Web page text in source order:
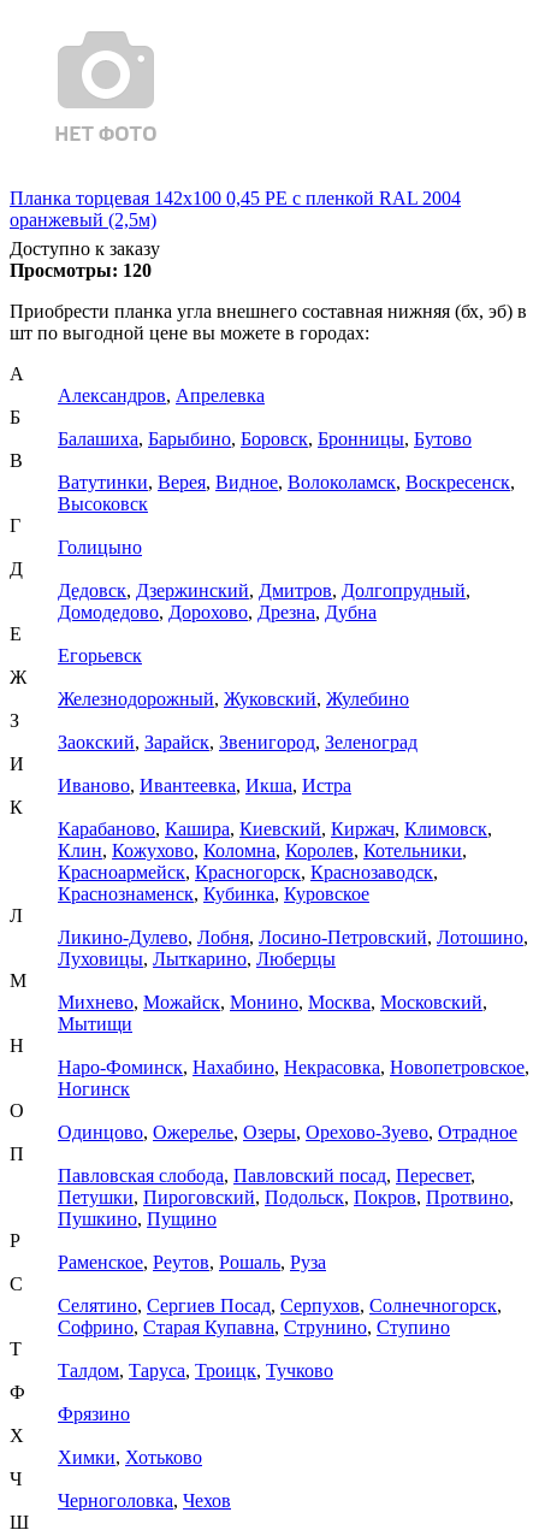
Планка торцевая 142х100 0,45 PE с пленкой RAL 2004
оранжевый (2,5м)
Доступно к заказу
Просмотры: 120
Приобрести планка угла внешнего составная нижняя (бх, эб) в
шт по выгодной цене вы можете в городах:
А
Александров, Апрелевка
Б
Балашиха, Барыбино, Боровск, Бронницы, Бутово
В
Ватутинки, Верея, Видное, Волоколамск, Воскресенск,
Высоковск
Г
Голицыно
Д
Дедовск, Дзержинский, Дмитров, Долгопрудный,
Домодедово, Дорохово, Дрезна, Дубна
Е
Егорьевск
Ж
Железнодорожный, Жуковский, Жулебино
З
Заокский, Зарайск, Звенигород, Зеленоград
И
Иваново, Ивантеевка, Икша, Истра
К
Карабаново, Кашира, Киевский, Киржач, Климовск,
Клин, Кожухово, Коломна, Королев, Котельники,
Красноармейск, Красногорск, Краснозаводск,
Краснознаменск, Кубинка, Куровское
Л
Ликино-Дулево, Лобня, Лосино-Петровский, Лотошино,
Луховицы, Лыткарино, Люберцы
М
Михнево, Можайск, Монино, Москва, Московский,
Мытищи
Н
Наро-Фоминск, Нахабино, Некрасовка, Новопетровское,
Ногинск
О
Одинцово, Ожерелье, Озеры, Орехово-Зуево, Отрадное
П
Павловская слобода, Павловский посад, Пересвет,
Петушки, Пироговский, Подольск, Покров, Протвино,
Пушкино, Пущино
Р
Раменское, Реутов, Рошаль, Руза
С
Селятино, Сергиев Посад, Серпухов, Солнечногорск,
Софрино, Старая Купавна, Струнино, Ступино
Т
Талдом, Таруса, Троицк, Тучково
Ф
Фрязино
Х
Химки, Хотьково
Ч
Черноголовка, Чехов
Ш